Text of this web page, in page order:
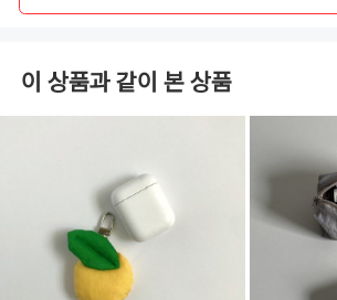
이 상품과 같이 본 상품